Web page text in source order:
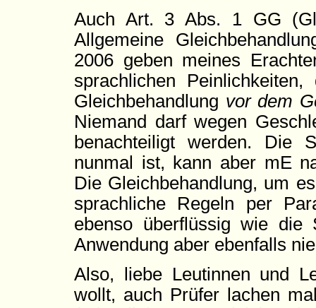
Auch Art. 3 Abs. 1 GG
Allgemeine
2006 geben meines
sprachlichen
Gleichbehandlung vor dem
Niemand darf wegen
benachteiligt werden. Die
nunmal ist, kann aber mE
Die Gleichbehandlung, um
sprachliche Regeln per
ebenso überflüssig wie die
Anwendung aber ebenfalls
Also, liebe Leutinnen und
wollt, auch Prüfer lachen